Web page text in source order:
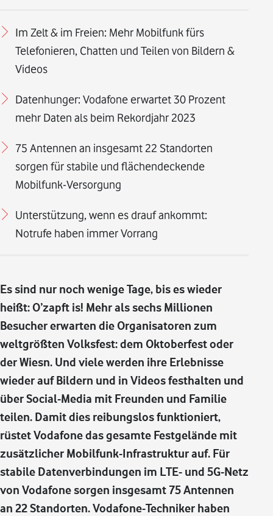
Im Zelt & im Freien: Mehr Mobilfunk fürs
Telefonieren, Chatten und Teilen von Bildern &
Videos
Datenhunger: Vodafone erwartet 30 Prozent
mehr Daten als beim Rekordjahr 2023
75 Antennen an insgesamt 22 Standorten
sorgen für stabile und flächendeckende
Mobilfunk-Versorgung
Unterstützung, wenn es drauf ankommt:
Notrufe haben immer Vorrang
Es sind nur noch wenige Tage, bis es wieder
heißt: O’zapft is! Mehr als sechs Millionen
Besucher erwarten die Organisatoren zum
weltgrößten Volksfest: dem Oktoberfest oder
der Wiesn. Und viele werden ihre Erlebnisse
wieder auf Bildern und in Videos festhalten und
über Social-Media mit Freunden und Familie
teilen. Damit dies reibungslos funktioniert,
rüstet Vodafone das gesamte Festgelände mit
zusätzlicher Mobilfunk-Infrastruktur auf. Für
stabile Datenverbindungen im LTE- und 5G-Netz
von Vodafone sorgen insgesamt 75 Antennen
an 22 Standorten. Vodafone-Techniker haben